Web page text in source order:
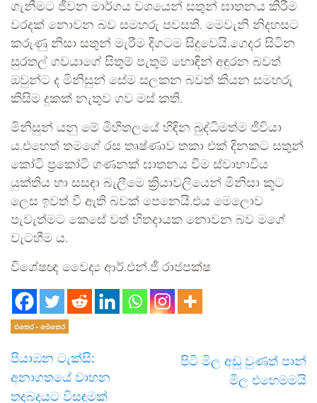
ගැනීමට ජීවන මාර්ගය වශයෙන් සතුන් ඝාතනය කිරීම
වරදක් නොවන බව සමහරු පවසති. මෙවැනි නිදහසට
කරුණු නිසා සතුන් මැරීම දිගටම සිදුවෙයි.ගෙදර සිටින
සුරතල් ගවයාගේ සිතුම් පැතුම් හොඳින් අඳුරන බවත්
ඔවුන්ට ද මිනිසුන් සේම සලකන බවත් කියන සමහරු
කිසිම දුකක් නැතුව ගව මස් කති.
මිනිසුන් යනු මේ මිහිතලයේ හිඳින බුද්ධිමත්ම ජීවියා
ය.එහෙත් තමගේ රස තෘෂ්ණාව තකා එක් දිනකට සතුන්
කෝටි ප්‍රකෝටි ගණනක් ඝාතනය වීම ස්වාභාවිය
යුක්තිය හා සසඳා බැලීමෙ ක්‍රියාවලියෙන් මිනිසා කූට
ලෙස ඉවත් වී ඇති බවක් පෙනෙයි.එය මෙලොව
පැවැත්මට කෙසේ වත් හිතදායක නොවන බව මගේ
වැටහීම ය.
විශේෂඥ වෛද්‍ය ආර්.එන්.ජී රාජපක්ෂ
එතෙර - මෙතෙර
පියාඹන ටැක්සි:
අනාගතයේ වාහන
තදබදයට විසඳුමක්
පිටි මිල අඩු වුණත් පාන්
මිල එහෙමමයි